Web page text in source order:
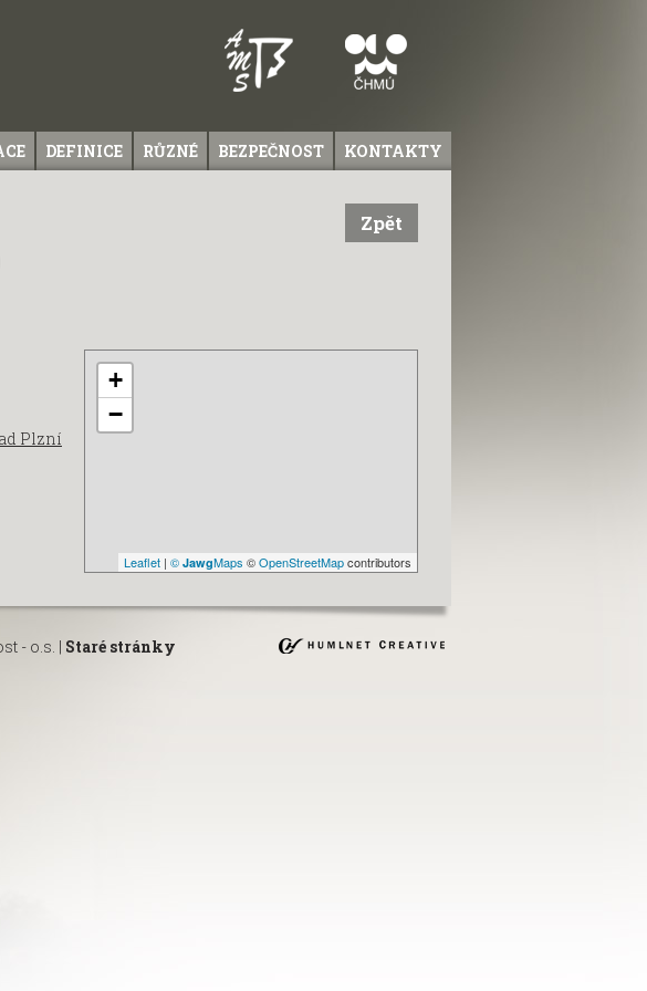
DEFINICE RŮZNÉ BEZPEČNOST KONTAKTY
Zpět
+
−
Leaflet | © JawgMaps ©OpenStreetMapcontributors
Plzní
- o.s. | Staré stránky